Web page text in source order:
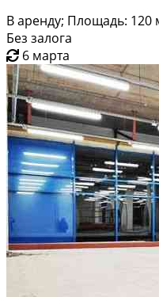
В аренду; Площадь: 120
Без залога
6 марта